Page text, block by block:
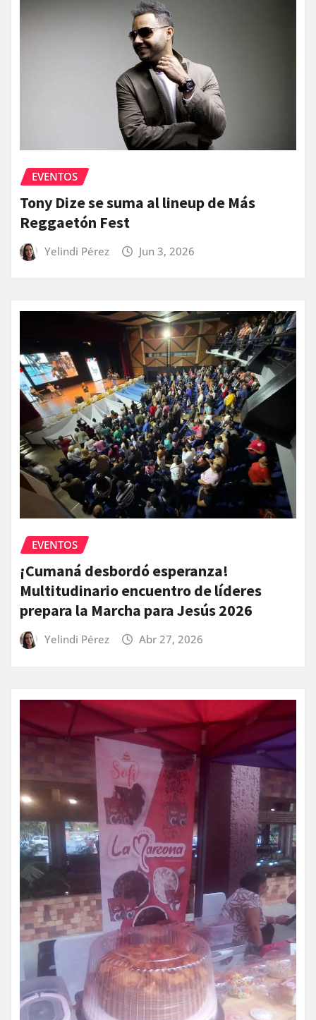
EVENTOS
Tony Dize se suma al lineup de Más
Reggaetón Fest
Yelindi Pérez Jun 3, 2026
EVENTOS
¡Cumaná desbordó esperanza!
Multitudinario encuentro de líderes
prepara la Marcha para Jesús 2026
Yelindi Pérez Abr 27, 2026